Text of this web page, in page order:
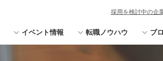
イベント情報 転職ノウハウ ブ
採用を検討中の企